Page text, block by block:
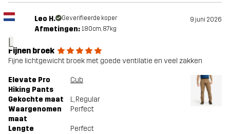
L
Leo H. Geverifieerde koper 9 juni 2026
Afmetingen: 180cm, 87kg
Fijnen broek
Fijne lichtgewicht broek met goede ventilatie en veel zakken
Elevate Pro
Hiking Pants
Cub
Gekochte maat L, Regular
Waargenomen
maat
Perfect
Lengte Perfect